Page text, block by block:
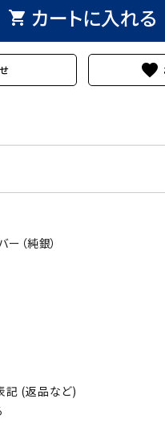
shopping_cart カートに入れる
favorite
（純銀）
記 (返品など)